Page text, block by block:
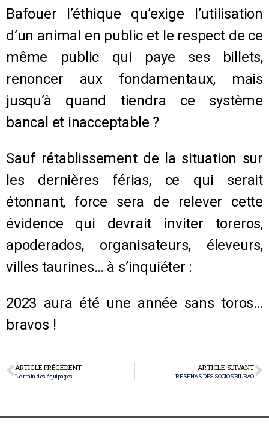
Bafouer l’éthique qu’exige l’utilisation
d’un animal en public et le respect de ce
même public qui paye ses billets,
renoncer aux fondamentaux, mais
jusqu’à quand tiendra ce système
bancal et inacceptable ?
Sauf rétablissement de la situation sur
les dernières férias, ce qui serait
étonnant, force sera de relever cette
évidence qui devrait inviter toreros,
apoderados, organisateurs, éleveurs,
villes taurines… à s’inquiéter :
2023 aura été une année sans toros…
bravos !
ARTICLE PRÉCÉDENT
Le train des équipages
ARTICLE SUIVANT
RESENAS DES SOCIOS BILBAO